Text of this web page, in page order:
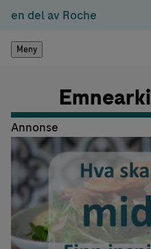
en del av Roche
Meny
Annonse